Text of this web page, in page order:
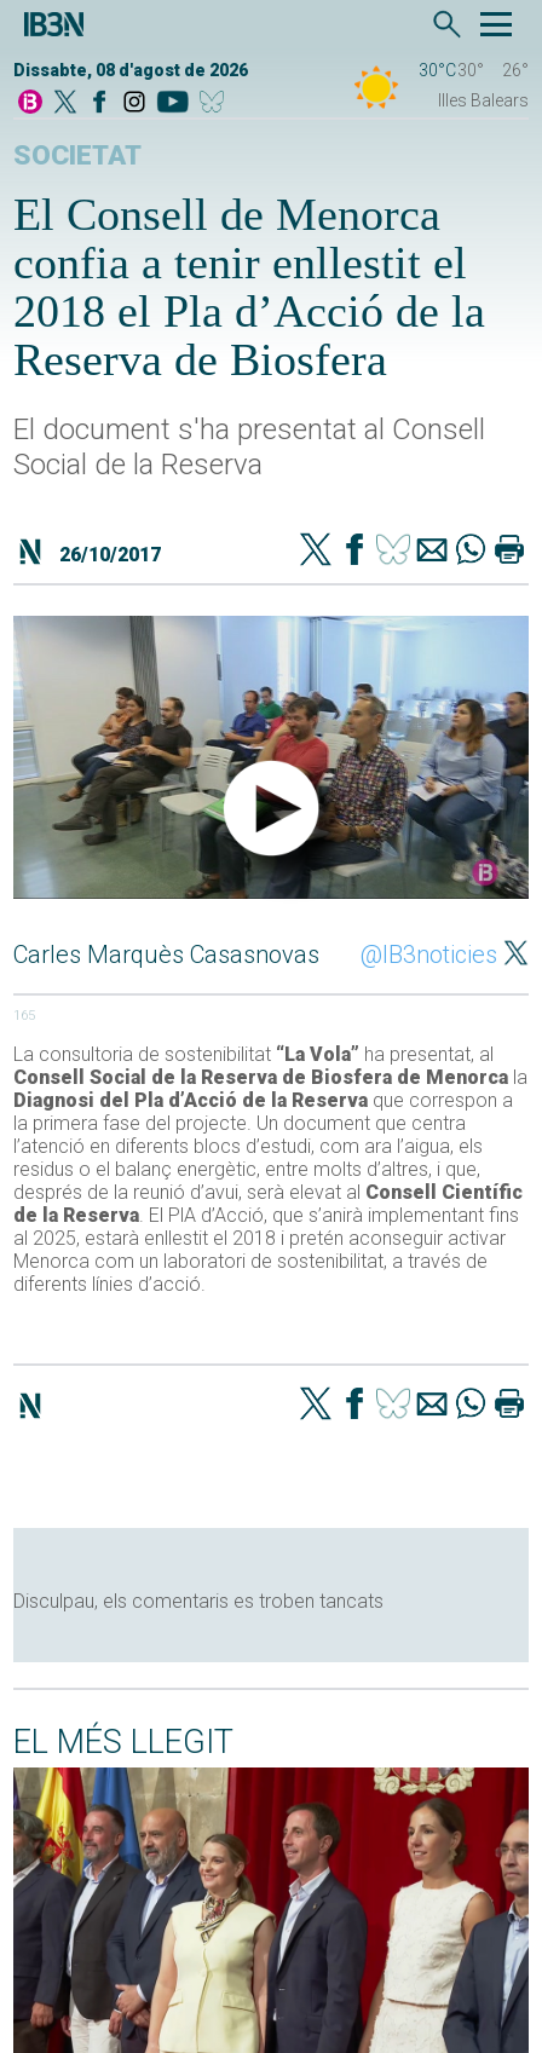
Dissabte, 08 d'agost de 2026 30°C30°
26°
Illes Balears
SOCIETAT
El Consell de Menorca
confia a tenir enllestit el
2018 el Pla d’Acció de la
Reserva de Biosfera
El document s'ha presentat al Consell
Social de la Reserva
26/10/2017
Carles Marquès Casasnovas @IB3noticies
165
La consultoria de sostenibilitat “La Vola” ha presentat, al
Consell Social de la Reserva de Biosfera de Menorca la
Diagnosi del Pla d’Acció de la Reserva que correspon a
la primera fase del projecte. Un document que centra
l’atenció en diferents blocs d’estudi, com ara l’aigua, els
residus o el balanç energètic, entre molts d’altres, i que,
després de la reunió d’avui, serà elevat al Consell Científic
de la Reserva. El PlA d’Acció, que s’anirà implementant fins
al 2025, estarà enllestit el 2018 i pretén aconseguir activar
Menorca com un laboratori de sostenibilitat, a través de
diferents línies d’acció.
Disculpau, els comentaris es troben tancats
EL MÉS LLEGIT